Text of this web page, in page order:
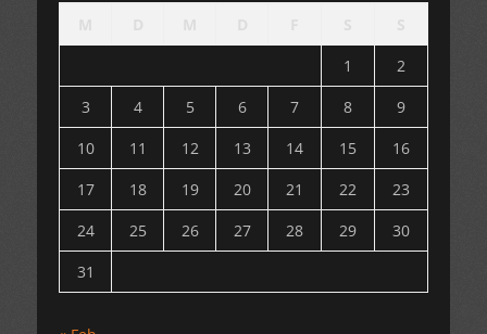
1
2
3
4 5 6 7 8
9
10
11 12 13 14 15
16
17
18 19 20 21 22
23
24
25 26 27 28 29
30
31